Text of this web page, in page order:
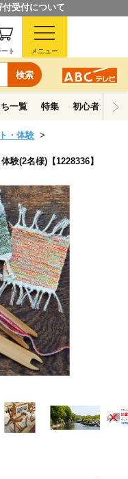
受付について
検索
ート メニュー
ち一覧 特集 初心者ガイド
・体験
験(2名様)【1228336】